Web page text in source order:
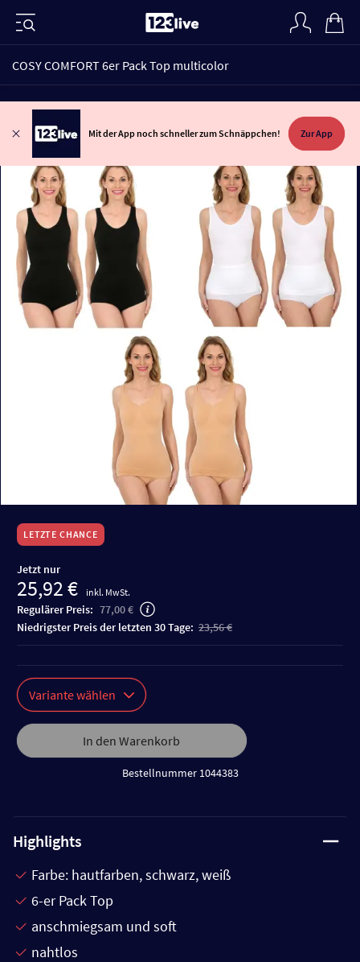
COSY COMFORT 6er Pack Top multicolor
Mit der App noch schneller zum Schnäppchen! Zur App
LETZTE CHANCE
Jetzt nur
25,92 € inkl. MwSt.
Regulärer Preis: 77,00 €
niedrigster Preis der letzten 30 Tage: 23,56 €
Variante wählen
In den Warenkorb
Bestellnummer 1044383
Highlights
Farbe: hautfarben, schwarz, weiß
6-er Pack Top
anschmiegsam und soft
nahtlos